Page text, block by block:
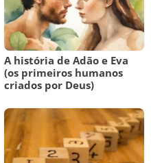
A história de Adão e Eva
(os primeiros humanos
criados por Deus)